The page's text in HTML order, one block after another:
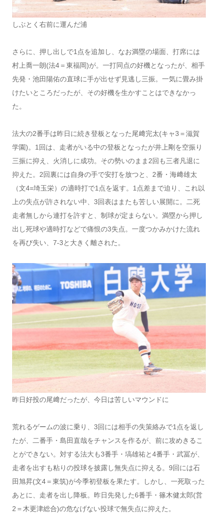
しぶとく右前に運んだ浦
さらに、押し出しで1点を追加し、なお満塁の場面、打席には
村上喬一朗(法4＝東福岡)が。一打同点の好機となったが、相手
先発・池田陽佑の直球に手が出せず見逃し三振。一気に畳み掛
けたいところだったが、その好機を生かすことはできなかっ
た。
法大の2番手は昨日に続き登板となった尾﨑完太(キャ3＝滋賀
学園)。1回は、走者がいる中の登板となったが井上剛を空振り
三振に抑え、火消しに成功。その勢いのまま2回も三者凡退に
抑えた。2回裏には自身の手で安打を放つと、2番・海﨑雄太
（文4=埼玉栄）の適時打で1点を返す。1点差まで迫り、これ以
上の失点が許されない中、3回表はまたも苦しい展開に。二死
走者無しから連打を許すと、制球が定まらない。満塁から押し
出し死球や適時打などで痛恨の3失点。一度つかみかけた流れ
を再び失い、7-3と大きく離された。
昨日好投の尾﨑だったが、今日は苦しいマウンドに
荒れるゲームの波に乗り、3回には相手の失策絡みで1点を返し
たが、二番手・島田直哉をチャンスを作るが、前に攻めきるこ
とができない。対する法大も3番手・塙雄祐と4番手・武冨が、
走者を出すも粘りの投球を披露し無失点に抑える。9回には石
田旭昇(文4＝東筑)が今季初登板を果たす。しかし、一死取った
あとに、走者を出し降板。昨日先発した6番手・篠木健太郎(営
2＝木更津総合)の危なげない投球で無失点に抑えた。